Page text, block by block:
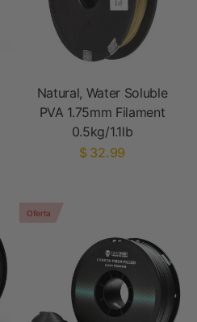
Natural, Water Soluble
PVA 1.75mm Filament
0.5kg/1.1lb
$ 32.99
Oferta